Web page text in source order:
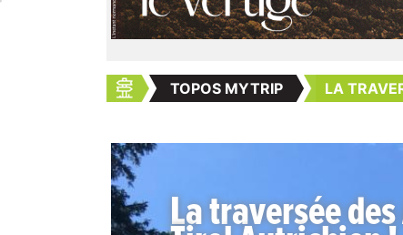
TOPOS MYTRIP LA
La traversée